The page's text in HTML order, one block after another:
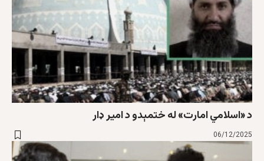
د «اسلامي امارت» له ختمېدو د امیر ډار
06/12/2025